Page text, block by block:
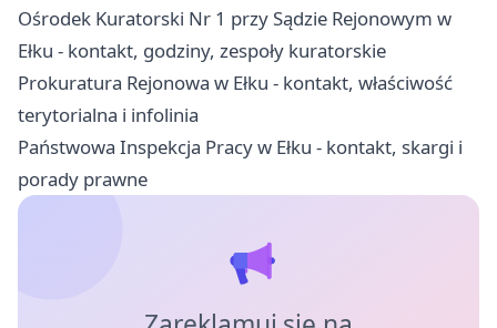
Ośrodek Kuratorski Nr 1 przy Sądzie Rejonowym w
Ełku - kontakt, godziny, zespoły kuratorskie
Prokuratura Rejonowa w Ełku - kontakt, właściwość
terytorialna i infolinia
Państwowa Inspekcja Pracy w Ełku - kontakt, skargi i
porady prawne